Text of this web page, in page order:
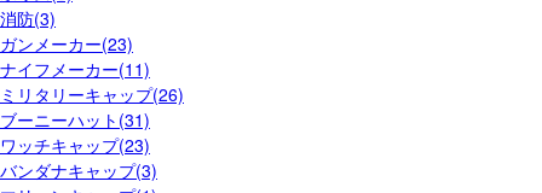
消防(3)
ガンメーカー(23)
ナイフメーカー(11)
ミリタリーキャップ(26)
ブーニーハット(31)
ワッチキャップ(23)
バンダナキャップ(3)